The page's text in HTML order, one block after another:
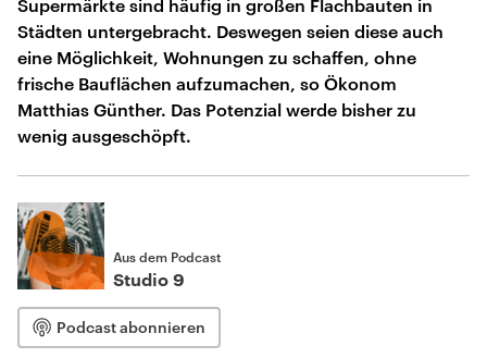
Supermärkte sind häufig in großen Flachbauten in
Städten untergebracht. Deswegen seien diese auch
eine Möglichkeit, Wohnungen zu schaffen, ohne
frische Bauflächen aufzumachen, so Ökonom
Matthias Günther. Das Potenzial werde bisher zu
wenig ausgeschöpft.
Aus dem Podcast
Studio 9
Podcast abonnieren